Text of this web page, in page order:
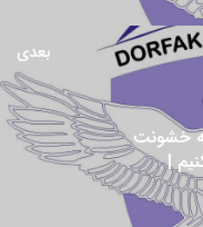
بعدی
خشونت
|